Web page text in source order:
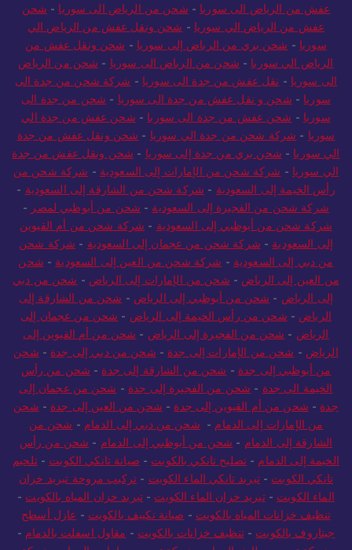
عفش من الرياض الى سوريا - شحن من الرياض الى سوريا - شحن
عفش من الرياض الي سوريا - شحن ونقل عفش من الرياض الي
سوريا - شحن بري من الرياض إلى سوريا - شحن ونقل عفش من
الرياض الي سوريا - شحن من الرياض الى سوريا - شحن من الرياض
الى سوريا - نقل عفش من جدة الى سوريا - شركة شحن من جدة الى
سوريا - شحن و نقل عفش من جدة الى سوريا - شحن من جدة الى
سوريا - شحن عفش من جدة الى سوريا - شحن عفش من جدة الي
سوريا - شركة شحن من جدة الي سوريا - شحن ونقل عفش من جدة
الي سوريا - شحن بري من جدة إلى سوريا - شحن ونقل عفش من جدة
الي سوريا - شركة شحن من الإمارات إلى السعودية - شركة شحن من
رأس الخيمة إلى السعودية - شركة شحن من الشارقة إلى السعودية -
شركة شحن من الفجيرة إلى السعودية - شحن من أبوظبي لمصر -
شركة شحن من أبوظبي إلى السعودية - شركة شحن من أم القيوين
إلى السعودية - شركة شحن من عجمان إلى السعودية - شركة شحن
من دبي إلى السعودية - شركة شحن من العين إلى السعودية - شحن
من العين إلى الرياض - شحن من الإمارات إلى الرياض - شحن من دبي
إلى الرياض - شحن من أبوظبي إلى الرياض - شحن من الشارقة إلى
الرياض - شحن من رأس الخيمة إلى الرياض - شحن من عجمان إلى
الرياض - شحن من الفجيرة إلى الرياض - شحن من أم القيوين إلى
الرياض - شحن من الإمارات إلى جدة - شحن من دبي إلى جدة - شحن
من أبوظبي إلى جدة - شحن من الشارقة إلى جدة - شحن من رأس
الخيمة الى جدة - شحن من الفجيرة إلى جدة - شحن من عجمان إلى
جدة - شحن من أم القيوين إلى جدة - شحن من العين إلى جدة - شحن
من الإمارات إلى الدمام - شحن من دبي إلى الدمام - شحن من
الشارقة إلى الدمام - شحن من أبوظبي إلى الدمام - شحن من رأس
الخيمة إلى الدمام -تصليح تانكي بالكويت - صيانة تانكي الكويت -تلحيم
تانكي الكويت -تبريد تانكي الماء الكويت - تركيب مروحة تبريد خزان
الماء الكويت -تبريد خزان الماء الكويت - تبريد خزان المياه بالكويت -
تنظيف خزانات المياه بالكويت - صيانة تكييف بالكويت - عازل أسطح
جيتاروف بالكويت -تنظيف خزانات بالكويت - مقاول اسفلت بالدمام -